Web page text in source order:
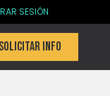
SESIÓN
Solicitar info